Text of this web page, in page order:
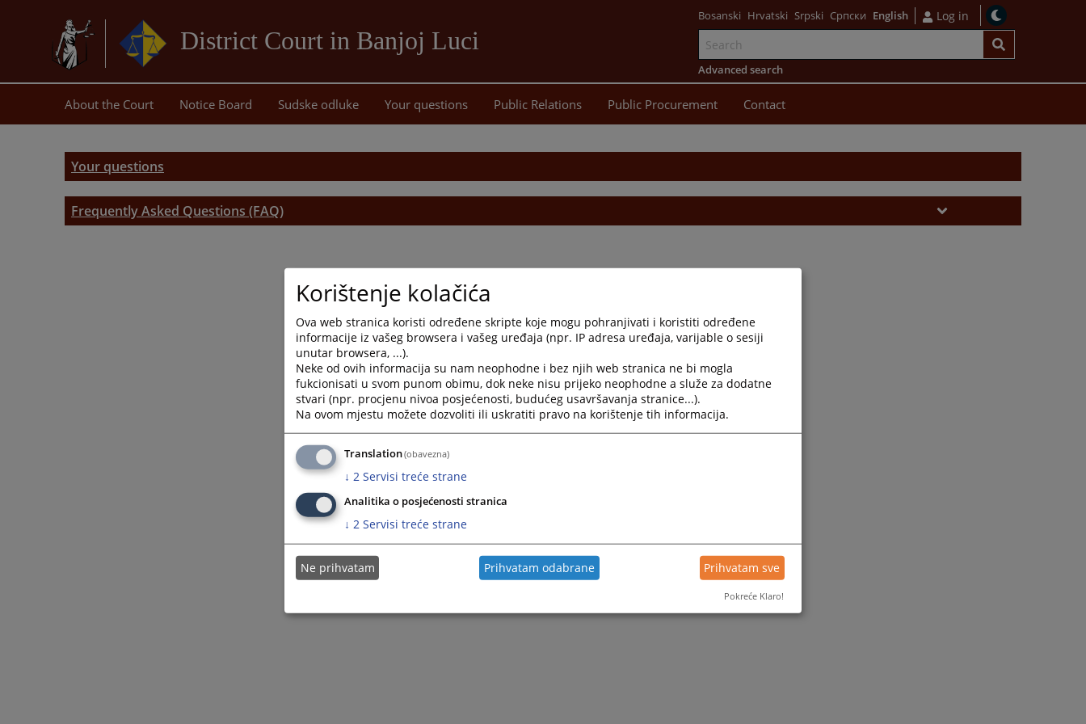
District Court in Banjoj Luci
main
content
Bosanski Hrvatski Srpski Српски English Log in
Advanced search
About the Court Notice Board Sudske odluke Your questions Public Relations Public Procurement Contact
Your questions
Frequently Asked Questions (FAQ)
Korištenje kolačića
Ova web stranica koristi određene skripte koje mogu pohranjivati i koristiti određene
informacije iz vašeg browsera i vašeg uređaja (npr. IP adresa uređaja, varijable o sesiji
unutar browsera, ...).
Neke od ovih informacija su nam neophodne i bez njih web stranica ne bi mogla
fukcionisati u svom punom obimu, dok neke nisu prijeko neophodne a služe za dodatne
stvari (npr. procjenu nivoa posjećenosti, budućeg usavršavanja stranice...).
Na ovom mjestu možete dozvoliti ili uskratiti pravo na korištenje tih informacija.
Translation(obavezna)
↓ 2 Servisi treće strane
Analitika o posjećenosti stranica
↓ 2 Servisi treće strane
Ne prihvatam Prihvatam odabrane Prihvatam sve
Pokreće Klaro!